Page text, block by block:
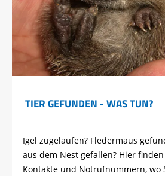
TIER GEFUNDEN - WAS TUN?
Igel zugelaufen? Fledermaus
aus dem Nest gefallen? Hier
Kontakte und Notrufnummern, wo